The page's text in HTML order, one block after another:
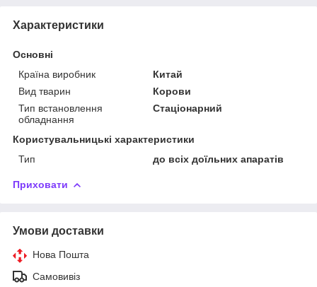
Характеристики
Основні
Країна виробник
Китай
Вид тварин
Корови
Тип встановлення
обладнання
Стаціонарний
Користувальницькі характеристики
Тип
до всіх доїльних апаратів
Приховати
Умови доставки
Нова Пошта
Самовивіз